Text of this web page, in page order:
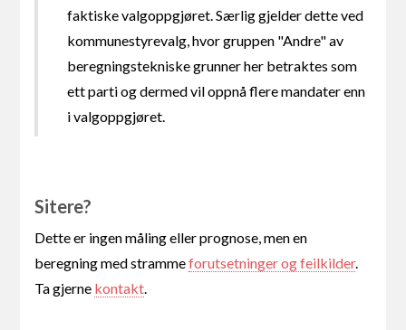
faktiske valgoppgjøret. Særlig gjelder dette ved
kommunestyrevalg, hvor gruppen "Andre" av
beregningstekniske grunner her betraktes som
ett parti og dermed vil oppnå flere mandater enn
i valgoppgjøret.
Sitere?
Dette er ingen måling eller prognose, men en
beregning med strammeforutsetninger og feilkilder.
Ta gjerne kontakt.